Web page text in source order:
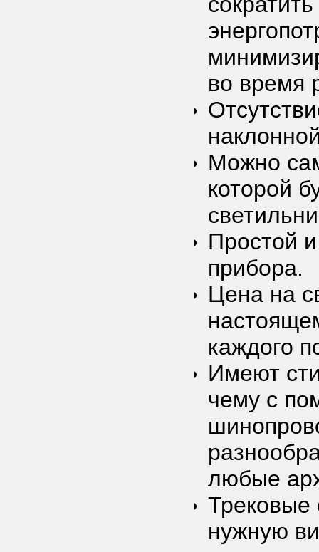
во время
Можно
которой
Простой
прибора.
Цена на
каждого
Имеют
чему с
любые
Трековые
нужную